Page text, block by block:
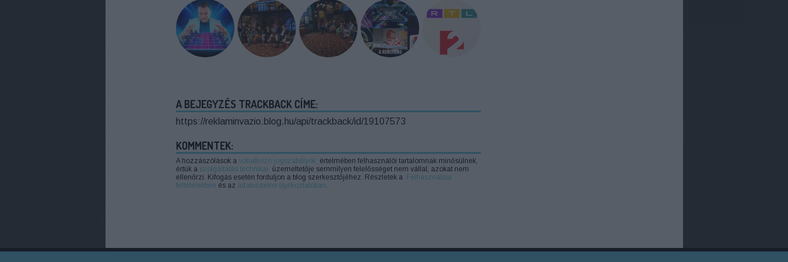
A BEJEGYZÉS TRACKBACK CÍME:
https://reklaminvazio.blog.hu/api/trackback/id/19107573
KOMMENTEK:
A hozzászólások a vonatkozó jogszabályokértelmében felhasználói tartalomnak minősülnek,
értük a szolgáltatás technikai üzemeltetője semmilyen felelősséget nem vállal, azokat nem
ellenőrzi. Kifogás esetén forduljon a blog szerkesztőjéhez. Részletek a Felhasználási
feltételekben és az adatvédelmi tájékoztatóban.